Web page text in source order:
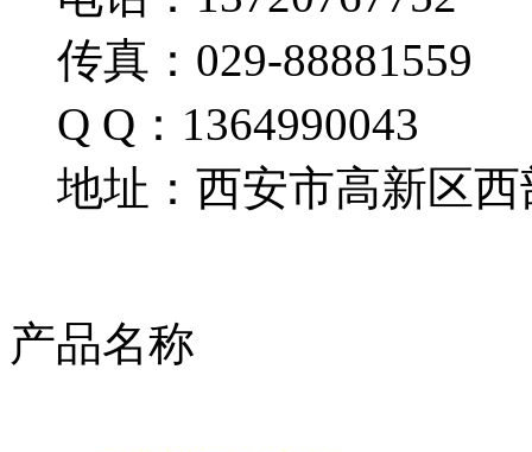
传真：029-88881559
Q Q：1364990043
地址：西安市高新区西
产品名称